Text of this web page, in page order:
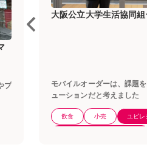
リ
生活協同組合連合会大
各地区でバラバラだったレ
に統一。大学生協が挑んだ
ジェクトの舞台裏
その他サービス ユビレ